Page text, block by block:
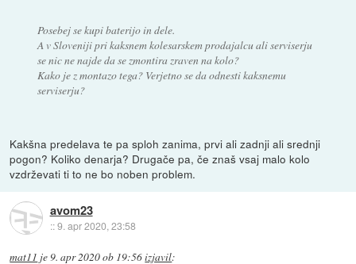
Posebej se kupi baterijo in dele.
A v Sloveniji pri kaksnem kolesarskem prodajalcu ali serviserju
se nic ne najde da se zmontira zraven na kolo?
Kako je z montazo tega? Verjetno se da odnesti kaksnemu
serviserju?
Kakšna predelava te pa sploh zanima, prvi ali zadnji ali srednji
pogon? Koliko denarja? Drugače pa, če znaš vsaj malo kolo
vzdrževati ti to ne bo noben problem.
avom23
::9. apr 2020, 23:58
mat11 je9. apr 2020 ob 19:56izjavil: